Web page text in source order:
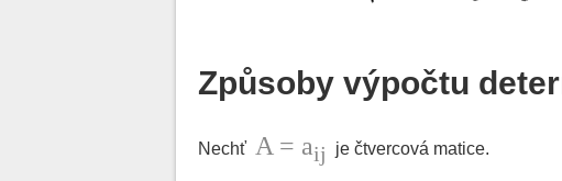
Způsoby výpočtu
Nechť A = aij je čtvercová matice.